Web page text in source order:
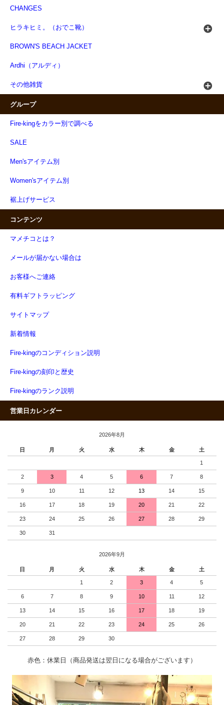
CHANGES
ヒラキヒミ。（おでこ靴）
BROWN'S BEACH JACKET
Ardhi（アルディ）
その他雑貨
グループ
Fire-kingをカラー別で調べる
SALE
Men'sアイテム別
Women'sアイテム別
裾上げサービス
コンテンツ
マメチコとは？
メールが届かない場合は
お客様へご連絡
有料ギフトラッピング
サイトマップ
新着情報
Fire-kingのコンディション説明
Fire-kingの刻印と歴史
Fire-kingのランク説明
営業日カレンダー
2026年8月
日 月 火 水 木 金 土
1
2 3 4 5 6 7 8
9 10 11 12 13 14 15
16 17 18 19 20 21 22
23 24 25 26 27 28 29
30 31
2026年9月
日 月 火 水 木 金 土
1 2 3 4 5
6 7 8 9 10 11 12
13 14 15 16 17 18 19
20 21 22 23 24 25 26
27 28 29 30
赤色：休業日（商品発送は翌日になる場合がございます）